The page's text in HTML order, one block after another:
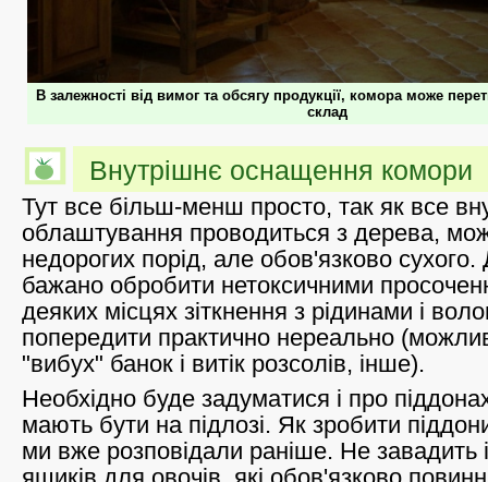
В залежності від вимог та обсягу продукції, комора може
склад
Внутрішнє оснащення комори
Тут все більш-менш просто, так як все
облаштування проводиться з дерева,
недорогих порід, але обов'язково
бажано обробити нетоксичними
деяких місцях зіткнення з рідинами і
попередити практично нереально
"вибух" банок і витік розсолів, інше).
Необхідно буде задуматися і про
мають бути на підлозі. Як зробити
ми вже розповідали раніше. Не завадить